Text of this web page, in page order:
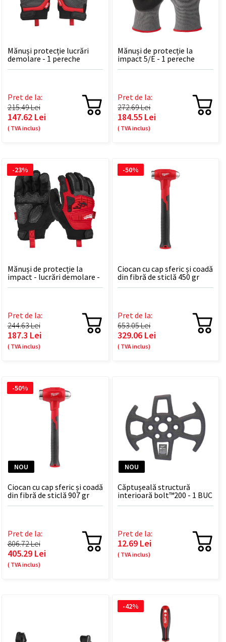
Mănuși protecție lucrări
demolare - 1 pereche
Pret de la:
215.49 Lei
147.62 Lei
( TVA inclus)
Mănuși de protecție la
impact 5/E - 1 pereche
Pret de la:
272.69 Lei
184.55 Lei
( TVA inclus)
Mănuși de protecție la
impact - lucrări demolare -
1 pereche
Pret de la:
244.63 Lei
187.3 Lei
( TVA inclus)
-23%
Ciocan cu cap sferic și coadă
din fibră de sticlă 450 gr
Pret de la:
653.05 Lei
329.06 Lei
( TVA inclus)
-50%
NOU
Ciocan cu cap sferic și coadă
din fibră de sticlă 907 gr
Pret de la:
806.72 Lei
405.29 Lei
( TVA inclus)
-50%
NOU
Căptușeală structură
interioară bolt™200 - 1 BUC
Pret de la:
12.69 Lei
( TVA inclus)
-42%